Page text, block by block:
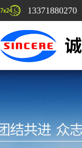
13371880270